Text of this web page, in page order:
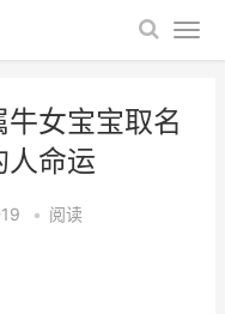
女宝宝取名
命运
• 阅读